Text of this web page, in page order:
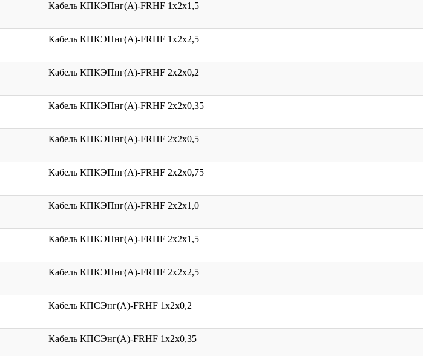
Кабель КПКЭПнг(А)-FRHF 1x2x1,5
Кабель КПКЭПнг(А)-FRHF 1x2x2,5
Кабель КПКЭПнг(А)-FRHF 2x2x0,2
Кабель КПКЭПнг(А)-FRHF 2x2x0,35
Кабель КПКЭПнг(А)-FRHF 2x2x0,5
Кабель КПКЭПнг(А)-FRHF 2x2x0,75
Кабель КПКЭПнг(А)-FRHF 2x2x1,0
Кабель КПКЭПнг(А)-FRHF 2x2x1,5
Кабель КПКЭПнг(А)-FRHF 2x2x2,5
Кабель КПСЭнг(А)-FRHF 1x2x0,2
Кабель КПСЭнг(А)-FRHF 1x2x0,35